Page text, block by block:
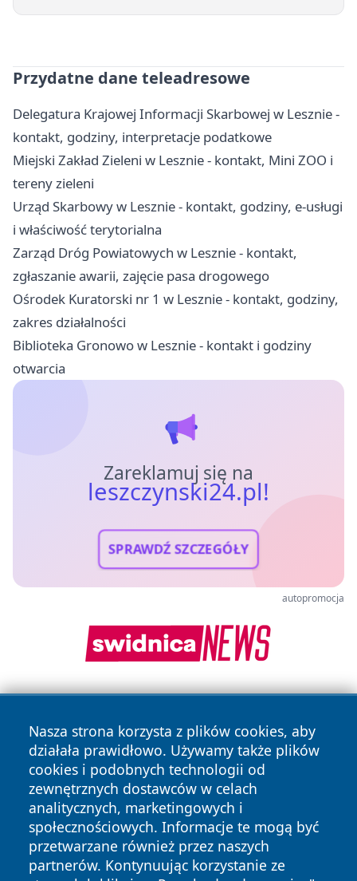
Przydatne dane teleadresowe
Delegatura Krajowej Informacji Skarbowej w Lesznie -
kontakt, godziny, interpretacje podatkowe
Miejski Zakład Zieleni w Lesznie - kontakt, Mini ZOO i
tereny zieleni
Urząd Skarbowy w Lesznie - kontakt, godziny, e-usługi
i właściwość terytorialna
Zarząd Dróg Powiatowych w Lesznie - kontakt,
zgłaszanie awarii, zajęcie pasa drogowego
Ośrodek Kuratorski nr 1 w Lesznie - kontakt, godziny,
zakres działalności
Biblioteka Gronowo w Lesznie - kontakt i godziny
otwarcia
Zareklamuj się na
leszczynski24.pl!
SPRAWDŹ SZCZEGÓŁY
autopromocja
Nasza strona korzysta z plików cookies, aby
działała prawidłowo. Używamy także plików
cookies i podobnych technologii od
zewnętrznych dostawców w celach
analitycznych, marketingowych i
społecznościowych. Informacje te mogą być
przetwarzane również przez naszych
partnerów. Kontynuując korzystanie ze
Copyright © 2026 leszczynski24.pl Wszystkie prawa
zastrzeżone.
News Autorzy
Polityka
Polityka